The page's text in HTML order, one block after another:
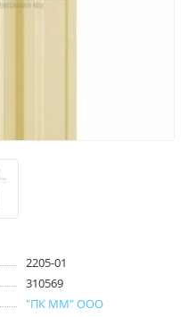
2205-01
310569
"ПК ММ" ООО